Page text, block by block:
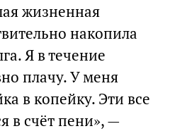
жизненная
накопила
Я в течение
плачу. У меня
в копейку. Эти все
в счёт пени», —